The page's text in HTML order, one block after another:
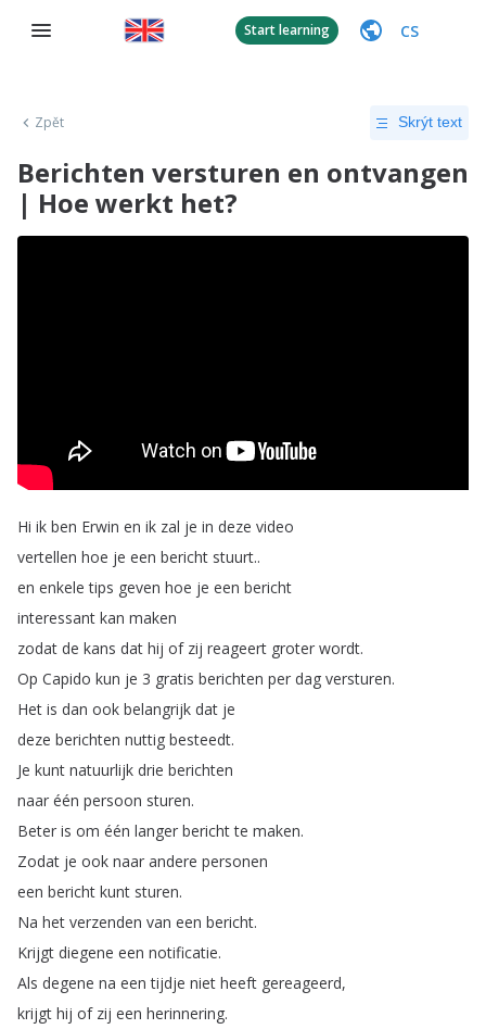
Start learning CS
Zpět Skrýt text
Berichten versturen en ontvangen
| Hoe werkt het?
Hi ik ben Erwin en ik zal je in deze video
vertellen hoe je een bericht stuurt..
en enkele tips geven hoe je een bericht
interessant kan maken
zodat de kans dat hij of zij reageert groter wordt.
Op Capido kun je 3 gratis berichten per dag versturen.
Het is dan ook belangrijk dat je
deze berichten nuttig besteedt.
Je kunt natuurlijk drie berichten
naar één persoon sturen.
Beter is om één langer bericht te maken.
Zodat je ook naar andere personen
een bericht kunt sturen.
Na het verzenden van een bericht.
Krijgt diegene een notificatie.
Als degene na een tijdje niet heeft gereageerd,
krijgt hij of zij een herinnering.